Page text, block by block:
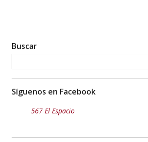
Buscar
Síguenos en Facebook
567 El Espacio